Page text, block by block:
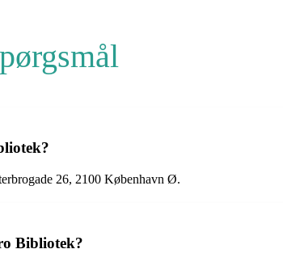
26, 2100 København Ø.
Bibliotek?